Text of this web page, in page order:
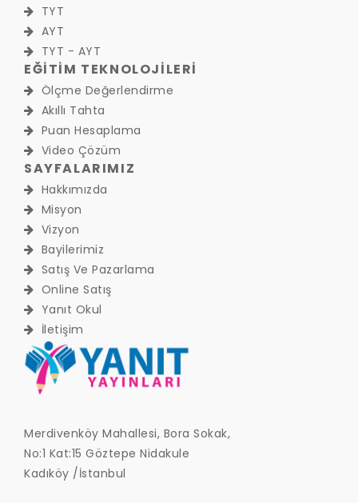
TYT
AYT
TYT - AYT
EĞİTİM TEKNOLOJİLERİ
Ölçme Değerlendirme
Akıllı Tahta
Puan Hesaplama
Video Çözüm
SAYFALARIMIZ
Hakkımızda
Misyon
Vizyon
Bayilerimiz
Satış Ve Pazarlama
Online Satış
Yanıt Okul
İletişim
Merdivenköy Mahallesi, Bora Sokak,
No:1 Kat:15 Göztepe Nidakule
Kadıköy /İstanbul